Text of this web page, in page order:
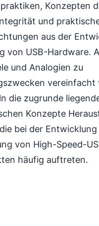
Konzepten
und
aus der
von USB-Hardware.
und Analogien zu
vereinfacht
die zugrunde
Konzepte
bei der Entwicklung
von High-Speed-
häufig auftreten.